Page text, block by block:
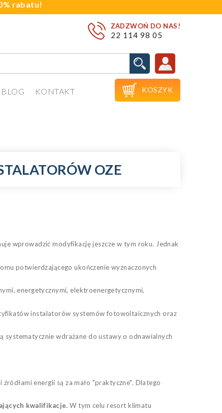
rabatu!
ZADZWOŃ DO NAS!
22 114 98 05
BLOG KONTAKT  KOSZYK
OZE
wprowadzić modyfikację jeszcze w tym roku. Jednak
potwierdzającego ukończenie wyznaczonych
energetycznymi, elektroenergetycznymi,
instalatorów systemów fotowoltaicznych oraz
systematycznie wdrażane do ustawy o odnawialnych
energii są za mało "praktyczne". Dlatego
kwalifikacje. W tym celu resort klimatu